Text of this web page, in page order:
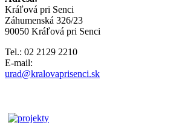
Kráľová pri Senci
Záhumenská 326/23
90050 Kráľová pri Senci
Tel.: 02 2129 2210
E-mail:
urad@kralovaprisenci.sk